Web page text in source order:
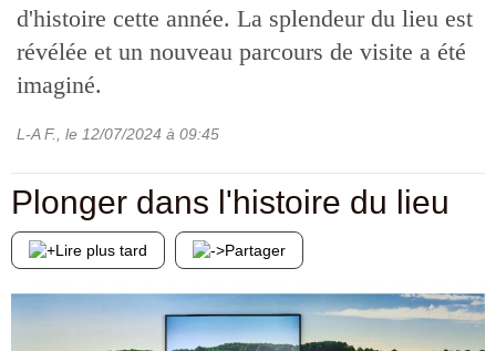
d'histoire cette année. La splendeur du lieu est
révélée et un nouveau parcours de visite a été
imaginé.
L-A F. , le 12/07/2024 à 09:45
Plonger dans l'histoire du lieu
Lire plus tard Partager